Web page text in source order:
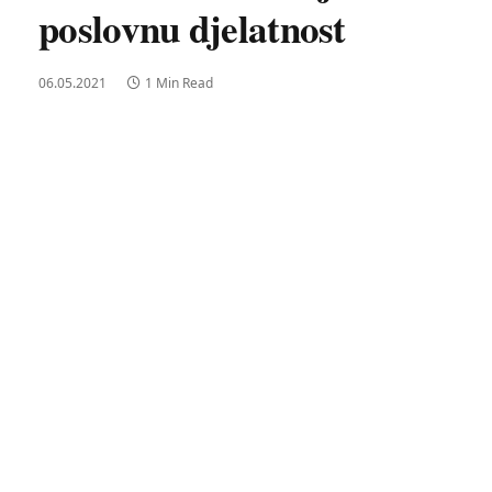
poslovnu djelatnost
06.05.2021 1 Min Read